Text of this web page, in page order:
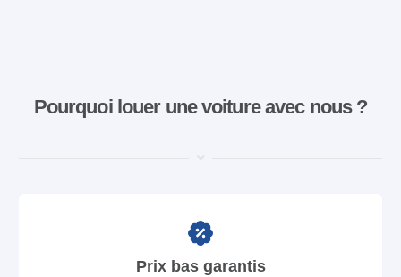
Pourquoi louer une voiture avec nous ?
Prix bas garantis